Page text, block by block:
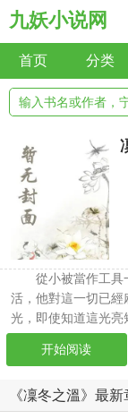
九妖小说网
首页 分类
從小被當作工具
活，他對這一切已
光，即使知道這光亮
开始阅读
《凜冬之溫》最新